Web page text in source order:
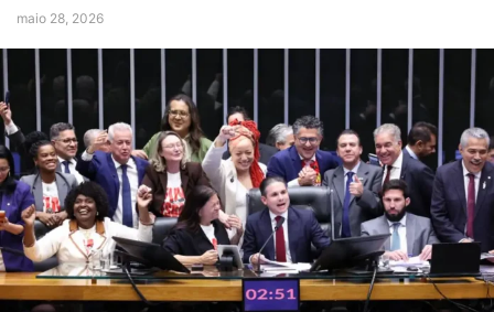
maio 28, 2026